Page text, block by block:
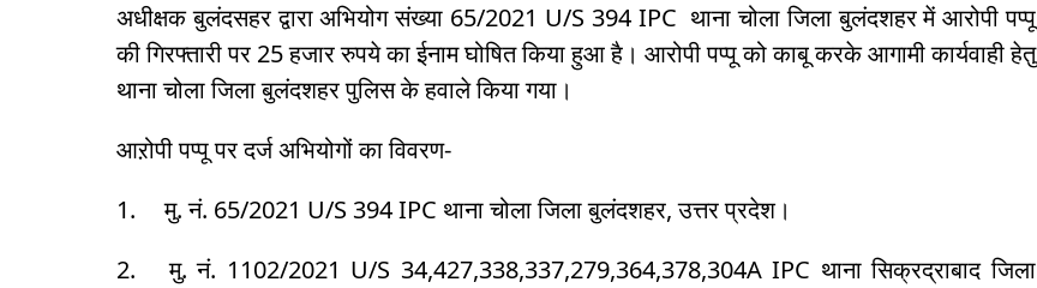
अधीक्षक बुलंदसहर द्वारा अभियोग संख्या 65/2021 U/S 394 IPC थाना चोला जिला बुलंदशहर में आरोपी पप्पू
की गिरफ्तारी पर 25 हजार रुपये का ईनाम घोषित किया हुआ है। आरोपी पप्पू को काबू करके आगामी कार्यवाही हेतु
थाना चोला जिला बुलंदशहर पुलिस के हवाले किया गया।
आऱोपी पप्पू पर दर्ज अभियोगों का विवरण-
1.
मु. नं. 65/2021 U/S 394 IPC थाना चोला जिला बुलंदशहर, उत्तर प्रदेश।
2.
मु. नं. 1102/2021 U/S 34,427,338,337,279,364,378,304A IPC थाना सिक्रद्राबाद जिला